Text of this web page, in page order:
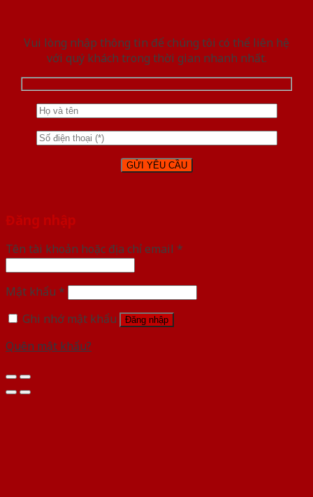
Vui lòng nhập thông tin để chúng tôi có thể liên hệ
với quý khách trong thời gian nhanh nhất.
Đăng nhập
Tên tài khoản hoặc địa chỉ email *
Mật khẩu *
Ghi nhớ mật khẩu
Đăng nhập
Quên mật khẩu?